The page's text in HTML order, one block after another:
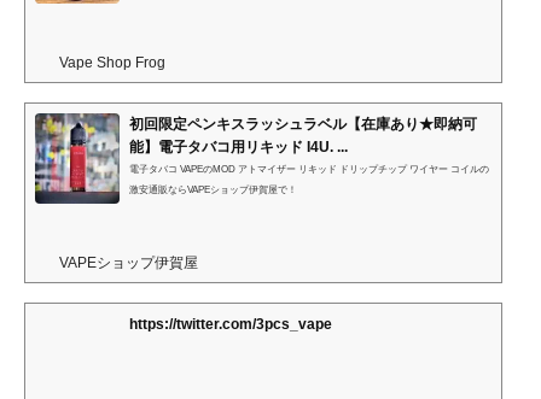
を受けます。『薫木』『くゆる』は複雑なタバコ系フレーバ...
Vape Shop Frog
初回限定ペンキスラッシュラベル【在庫あり★即納可
能】電子タバコ用リキッド I4U. ...
電子タバコ VAPEのMOD アトマイザー リキッド ドリップチップ ワイヤー コイルの
激安通販ならVAPEショップ伊賀屋で！
VAPEショップ伊賀屋
https://twitter.com/3pcs_vape